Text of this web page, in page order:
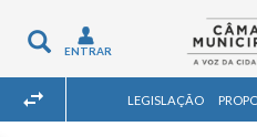
Toggle
navigation
ENTRAR
LEGISLAÇÃO